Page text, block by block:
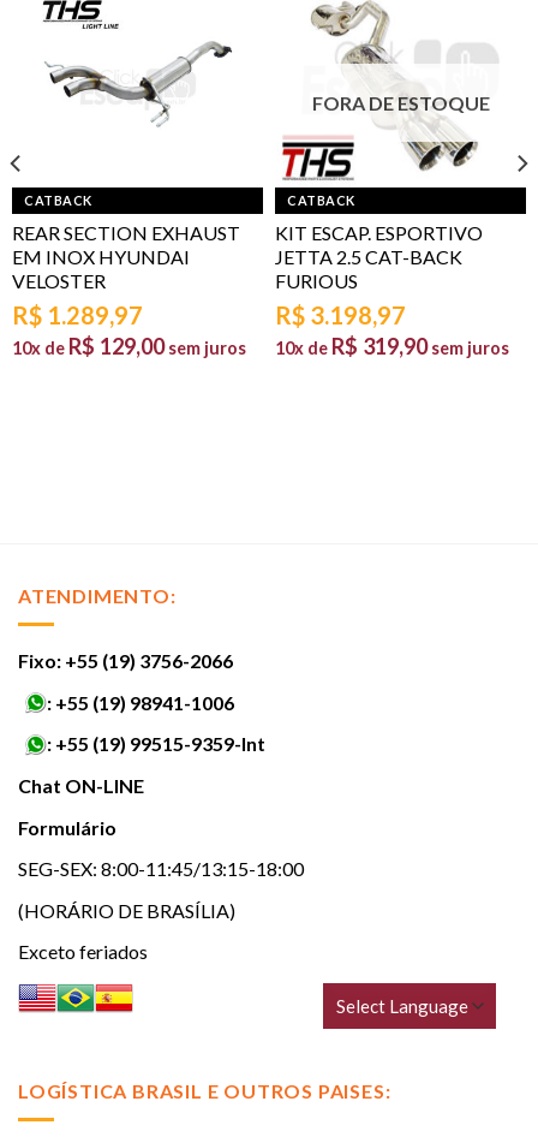
CATBACK
REAR SECTION EXHAUST
EM INOX HYUNDAI
VELOSTER
R$ 1.289,97
10x de R$ 129,00 sem juros
FORA DE ESTOQUE
CATBACK
KIT ESCAP. ESPORTIVO
JETTA 2.5 CAT-BACK
FURIOUS
R$ 3.198,97
10x de R$ 319,90 sem juros
ATENDIMENTO:
Fixo: +55 (19) 3756-2066
: +55 (19) 98941-1006
: +55 (19) 99515-9359-Int
Chat ON-LINE
Formulário
SEG-SEX: 8:00-11:45/13:15-18:00
(HORÁRIO DE BRASÍLIA)
Exceto feriados
LOGÍSTICA BRASIL E OUTROS PAISES: